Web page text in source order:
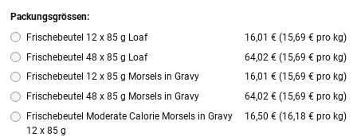
Packungsgrössen:
Frischebeutel 12 x 85 g Loaf
16,01 € (15,69 € pro kg)
Frischebeutel 48 x 85 g Loaf
64,02 € (15,69 € pro kg)
Frischebeutel 12 x 85 g Morsels in Gravy
16,01 € (15,69 € pro kg)
Frischebeutel 48 x 85 g Morsels in Gravy
64,02 € (15,69 € pro kg)
Frischebeutel Moderate Calorie Morsels in Gravy
12 x 85 g
16,50 € (16,18 € pro kg)